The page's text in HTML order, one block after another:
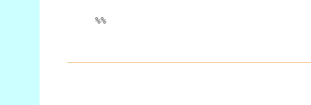
%%